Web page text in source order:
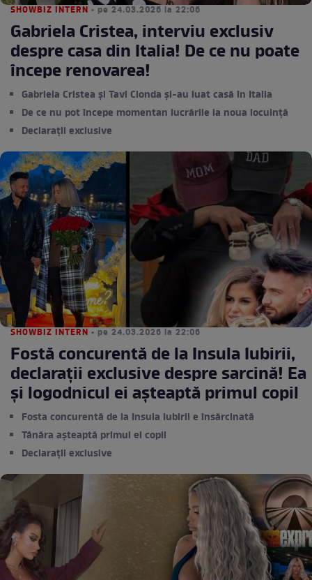
SHOWBIZ INTERN • pe 24.03.2026 la 22:06
Gabriela Cristea, interviu exclusiv
despre casa din Italia! De ce nu poate
începe renovarea!
Gabriela Cristea și Tavi Clonda și-au luat casă în Italia
De ce nu pot începe momentan lucrările la noua locuință
Declarații exclusive
SHOWBIZ INTERN • pe 24.03.2026 la 22:06
Fostă concurentă de la Insula Iubirii,
declarații exclusive despre sarcină! Ea
și logodnicul ei așteaptă primul copil
Fosta concurentă de la Insula Iubirii e însărcinată
Tânăra așteaptă primul ei copil
Declarații exclusive